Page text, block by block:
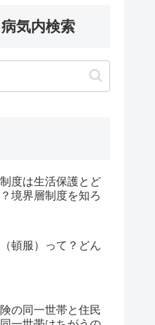
気内検索
度は生活保護とど
境界層制度を知ろ
頓服）って？どん
の同一世帯と住民